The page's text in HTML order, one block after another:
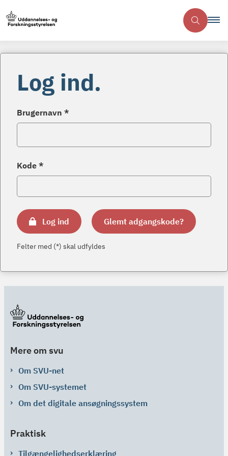
Log ind.
Brugernavn *
Kode *
Log ind Glemt adgangskode?
Felter med (*) skal udfyldes
Mere om svu
Om SVU-net
Om SVU-systemet
Om det digitale ansøgningssystem
Praktisk
Tilgængelighedserklæring